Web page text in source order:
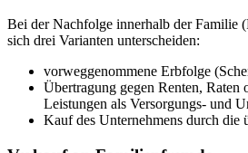
Bei der Nachfolge innerhalb der Familie
sich drei Varianten unterscheiden:
vorweggenommene Erbfolge
Übertragung gegen Renten, Raten
Leistungen als Versorgungs- und
Kauf des Unternehmens durch die